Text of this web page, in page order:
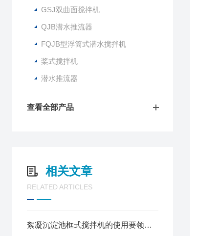
GSJ双曲面搅拌机
QJB潜水推流器
FQJB型浮筒式潜水搅拌机
桨式搅拌机
潜水推流器
查看全部产品
相关文章
RELATED ARTICLES
絮凝沉淀池框式搅拌机的使用要领介绍